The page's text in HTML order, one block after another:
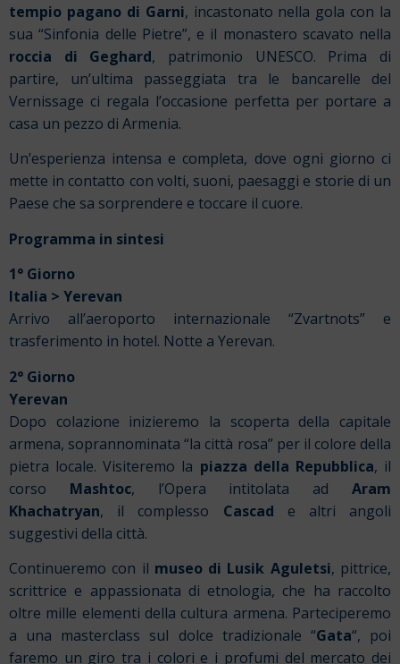
tempio pagano di Garni, incastonato nella gola con la
sua “Sinfonia delle Pietre”, e il monastero scavato nella
roccia di Geghard, patrimonio UNESCO. Prima di
partire, un’ultima passeggiata tra le bancarelle del
Vernissage ci regala l’occasione perfetta per portare a
casa un pezzo di Armenia.
Un’esperienza intensa e completa, dove ogni giorno ci
mette in contatto con volti, suoni, paesaggi e storie di un
Paese che sa sorprendere e toccare il cuore.
Programma in sintesi
1° Giorno
Italia > Yerevan
Arrivo all’aeroporto internazionale “Zvartnots” e
trasferimento in hotel. Notte a Yerevan.
2° Giorno
Yerevan
Dopo colazione inizieremo la scoperta della capitale
armena, soprannominata “la città rosa” per il colore della
pietra locale. Visiteremo la piazza della Repubblica, il
corso Mashtoc, l’Opera intitolata adAram
Khachatryan, il complesso Cascad e altri angoli
suggestivi della città.
Continueremo con il museo di Lusik Aguletsi, pittrice,
scrittrice e appassionata di etnologia, che ha raccolto
oltre mille elementi della cultura armena. Parteciperemo
a una masterclass sul dolce tradizionale “Gata“, poi
faremo un giro tra i colori e i profumi del mercato dei